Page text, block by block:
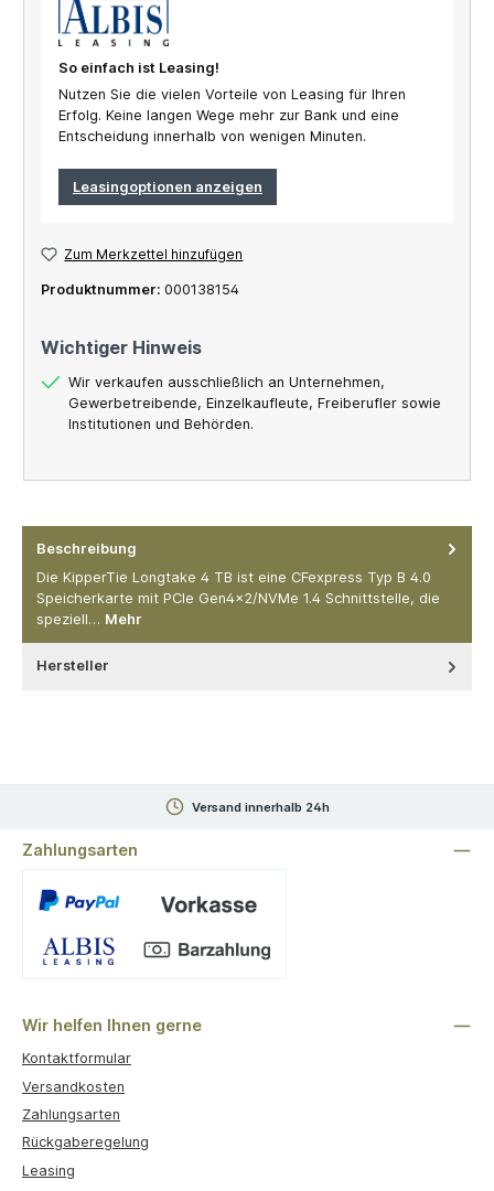
So einfach ist Leasing!
Nutzen Sie die vielen Vorteile von Leasing für Ihren
Erfolg. Keine langen Wege mehr zur Bank und eine
Entscheidung innerhalb von wenigen Minuten.
Leasingoptionen anzeigen
Zum Merkzettel hinzufügen
Produktnummer: 000138154
Wichtiger Hinweis
Wir verkaufen ausschließlich an Unternehmen,
Gewerbetreibende, Einzelkaufleute, Freiberufler sowie
Institutionen und Behörden.
Beschreibung
Die KipperTie Longtake 4 TB ist eine CFexpress Typ B 4.0
Speicherkarte mit PCIe Gen4x2/NVMe 1.4 Schnittstelle, die
speziell… Mehr
Hersteller
Versand innerhalb 24h
Zahlungsarten
Wir helfen Ihnen gerne
Kontaktformular
Versandkosten
Zahlungsarten
Rückgaberegelung
Leasing